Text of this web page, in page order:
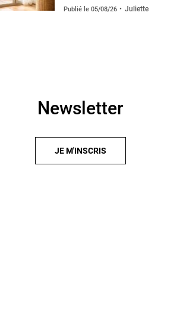
Publié le 05/08/26 Juliette
Newsletter
JE M'INSCRIS